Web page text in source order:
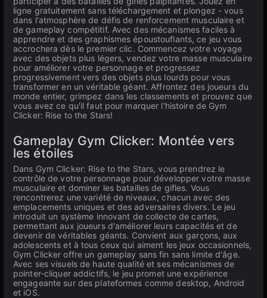
ligne gratuitement sans téléchargement et plongez - vous
dans l'atmosphère de défis de renforcement musculaire et
de gameplay compétitif. Avec des mécanismes faciles à
apprendre et des graphismes époustouflants, ce jeu vous
accrochera dès le premier clic. Commencez votre voyage
avec des objets plus légers, vendez votre masse musculaire
pour améliorer votre personnage et progressez
progressivement vers des objets plus lourds pour vous
transformer en un véritable géant. Affrontez des joueurs du
monde entier, grimpez dans les classements et prouvez que
vous avez ce qu'il faut pour marquer l'histoire de Gym
Clicker: Rise to the Stars!
Gameplay Gym Clicker: Montée vers
les étoiles
Dans Gym Clicker: Rise to the Stars, vous prendrez le
contrôle de votre personnage pour développer votre masse
musculaire et dominer les batailles de gifles. Vous
rencontrerez une variété de niveaux, chacun avec des
emplacements uniques et des adversaires divers. Le jeu
introduit un système innovant de collecte de cartes,
permettant aux joueurs d'améliorer leurs capacités et de
devenir de véritables géants. Convient aux garçons, aux
adolescents et à tous ceux qui aiment les jeux occasionnels,
Gym Clicker offre un gameplay sans fin sans limite d'âge.
Avec ses visuels de haute qualité et ses mécanismes de
pointer-cliquer addictifs, le jeu promet une expérience
engageante sur des plateformes comme desktop, Android
et iOS.